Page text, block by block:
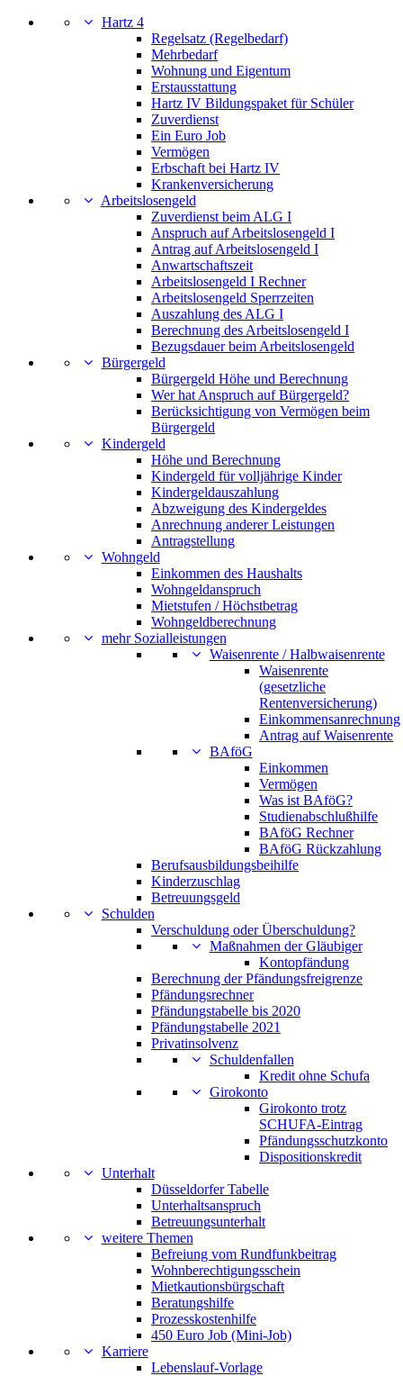
Hartz 4
Regelsatz (Regelbedarf)
Mehrbedarf
Wohnung und Eigentum
Erstausstattung
Hartz IV Bildungspaket für Schüler
Zuverdienst
Ein Euro Job
Vermögen
Erbschaft bei Hartz IV
Krankenversicherung
Arbeitslosengeld
Zuverdienst beim ALG I
Anspruch auf Arbeitslosengeld I
Antrag auf Arbeitslosengeld I
Anwartschaftszeit
Arbeitslosengeld I Rechner
Arbeitslosengeld Sperrzeiten
Auszahlung des ALG I
Berechnung des Arbeitslosengeld I
Bezugsdauer beim Arbeitslosengeld
Bürgergeld
Bürgergeld Höhe und Berechnung
Wer hat Anspruch auf Bürgergeld?
Berücksichtigung von Vermögen beim
Bürgergeld
Kindergeld
Höhe und Berechnung
Kindergeld für volljährige Kinder
Kindergeldauszahlung
Abzweigung des Kindergeldes
Anrechnung anderer Leistungen
Antragstellung
Wohngeld
Einkommen des Haushalts
Wohngeldanspruch
Mietstufen / Höchstbetrag
Wohngeldberechnung
mehr Sozialleistungen
Waisenrente / Halbwaisenrente
Waisenrente
(gesetzliche
Rentenversicherung)
Einkommensanrechnung
Antrag auf Waisenrente
BAföG
Einkommen
Vermögen
Was ist BAföG?
Studienabschlußhilfe
BAföG Rechner
BAföG Rückzahlung
Berufsausbildungsbeihilfe
Kinderzuschlag
Betreuungsgeld
Schulden
Verschuldung oder Überschuldung?
Maßnahmen der Gläubiger
Kontopfändung
Berechnung der Pfändungsfreigrenze
Pfändungsrechner
Pfändungstabelle bis 2020
Pfändungstabelle 2021
Privatinsolvenz
Schuldenfallen
Kredit ohne Schufa
Girokonto
Girokonto trotz
SCHUFA-Eintrag
Pfändungsschutzkonto
Dispositionskredit
Unterhalt
Düsseldorfer Tabelle
Unterhaltsanspruch
Betreuungsunterhalt
weitere Themen
Befreiung vom Rundfunkbeitrag
Wohnberechtigungsschein
Mietkautionsbürgschaft
Beratungshilfe
Prozesskostenhilfe
450 Euro Job (Mini-Job)
Karriere
Lebenslauf-Vorlage